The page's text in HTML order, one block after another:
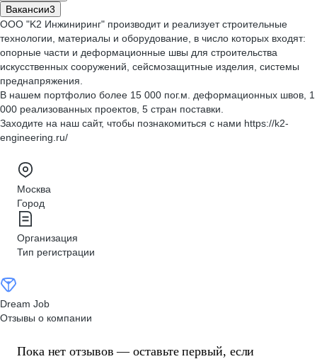
Вакансии3
ООО "K2 Инжиниринг" производит и реализует строительные
технологии, материалы и оборудование, в число которых входят:
опорные части и деформационные швы для строительства
искусственных сооружений, сейсмозащитные изделия, системы
преднапряжения.
В нашем портфолио более 15 000 пог.м. деформационных швов, 1
000 реализованных проектов, 5 стран поставки.
Заходите на наш сайт, чтобы познакомиться с нами https://k2-
engineering.ru/
Москва
Город
Организация
Тип регистрации
Dream Job
Отзывы о компании
Пока нет отзывов — оставьте первый, если